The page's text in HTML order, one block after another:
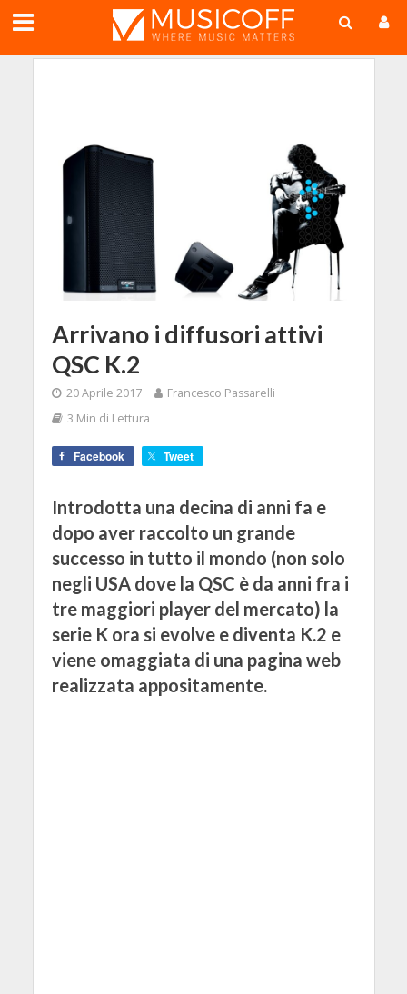
Arrivano i diffusori attivi
QSC K.2
20 Aprile 2017
Francesco Passarelli
3 Min di Lettura
Facebook Tweet
Introdotta una decina di anni fa e
dopo aver raccolto un grande
successo in tutto il mondo (non solo
negli USA dove la QSC è da anni fra i
tre maggiori player del mercato) la
serie K ora si evolve e diventa K.2 e
viene omaggiata di una pagina web
realizzata appositamente.